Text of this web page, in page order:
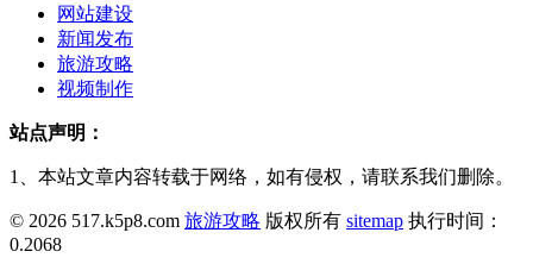
网站建设
新闻发布
旅游攻略
视频制作
站点声明：
1、本站文章内容转载于网络，如有侵权，请联系我们删除。
© 2026 517.k5p8.com 旅游攻略 版权所有 sitemap 执行时间：
0.2068